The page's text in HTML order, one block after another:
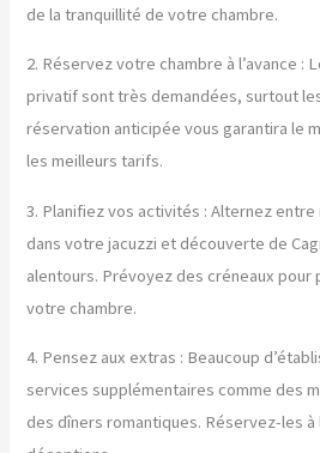
de la tranquillité de votre chambre.
2. Réservez votre chambre à l’avance :
privatif sont très demandées, surtout
réservation anticipée vous garantira le
les meilleurs tarifs.
3. Planifiez vos activités : Alternez
dans votre jacuzzi et découverte de
alentours. Prévoyez des créneaux
votre chambre.
4. Pensez aux extras : Beaucoup
services supplémentaires comme des
des dîners romantiques. Réservez-les à